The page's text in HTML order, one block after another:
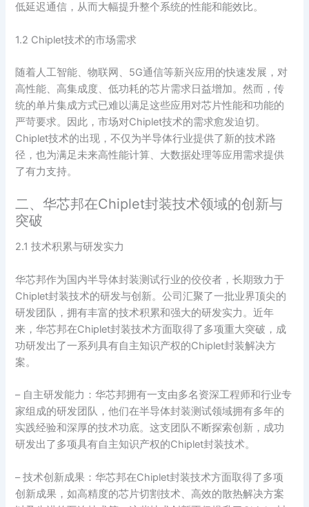
低延迟通信，从而大幅提升整个系统的性能和能效比。
1.2 Chiplet技术的市场需求
随着人工智能、物联网、5G通信等新兴应用的快速发展，对
高性能、高集成度、低功耗的芯片需求日益增加。然而，传
统的单片集成方式已难以满足这些应用对芯片性能和功能的
严苛要求。因此，市场对Chiplet技术的需求愈发迫切。
Chiplet技术的出现，不仅为半导体行业提供了新的技术路
径，也为满足未来高性能计算、大数据处理等应用需求提供
了有力支持。
二、华芯邦在Chiplet封装技术领域的创新与
突破
2.1 技术积累与研发实力
华芯邦作为国内半导体封装测试行业的佼佼者，长期致力于
Chiplet封装技术的研发与创新。公司汇聚了一批业界顶尖的
研发团队，拥有丰富的技术积累和强大的研发实力。近年
来，华芯邦在Chiplet封装技术方面取得了多项重大突破，成
功研发出了一系列具有自主知识产权的Chiplet封装解决方
案。
– 自主研发能力：华芯邦拥有一支由多名资深工程师和行业专
家组成的研发团队，他们在半导体封装测试领域拥有多年的
实践经验和深厚的技术功底。这支团队不断探索创新，成功
研发出了多项具有自主知识产权的Chiplet封装技术。
– 技术创新成果：华芯邦在Chiplet封装技术方面取得了多项
创新成果，如高精度的芯片切割技术、高效的散热解决方案